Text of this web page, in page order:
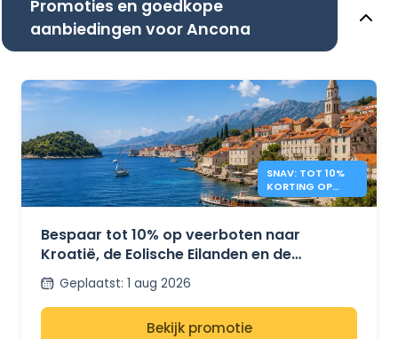
Promoties en goedkope
aanbiedingen voor Ancona
SNAV: TOT 10%
KORTING OP
VEERBOTEN NAAR
Bespaar tot 10% op veerboten naar
Kroatië, de Eolische Eilanden en de
Pontijnse Eilanden met SNAV.
Geplaatst: 1 aug 2026
Bekijk promotie